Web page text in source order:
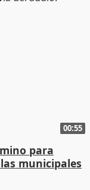
00:55
para
municipales